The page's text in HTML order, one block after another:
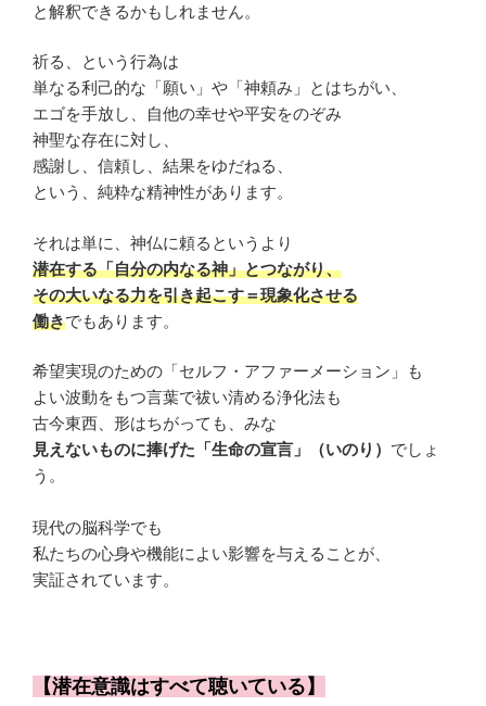
と解釈できるかもしれません。
祈る、という行為は
単なる利己的な「願い」や「神頼み」とはちがい、
エゴを手放し、自他の幸せや平安をのぞみ
神聖な存在に対し、
感謝し、信頼し、結果をゆだねる、
という、純粋な精神性があります。
それは単に、神仏に頼るというより
潜在する「自分の内なる神」とつながり、
その大いなる力を引き起こす＝現象化させる
働きでもあります。
希望実現のための「セルフ・アファーメーション」も
よい波動をもつ言葉で祓い清める浄化法も
古今東西、形はちがっても、みな
見えないものに捧げた「生命の宣言」（いのり） でしょ
う。
現代の脳科学でも
私たちの心身や機能によい影響を与えることが、
実証されています。
【潜在意識はすべて聴いている】